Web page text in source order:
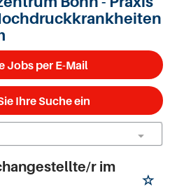
Jobs per E-Mail
Ihre Suche ein
r im